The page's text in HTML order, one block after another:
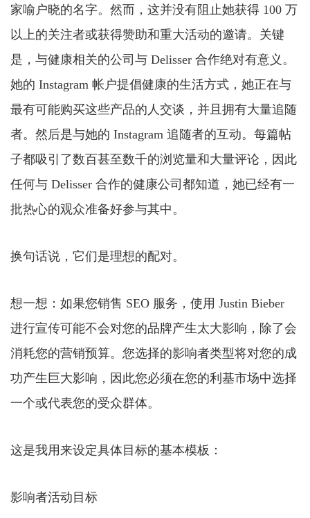
家喻户晓的名字。然而，这并没有阻止她获得 100 万
以上的关注者或获得赞助和重大活动的邀请。关键
是，与健康相关的公司与 Delisser 合作绝对有意义。
她的 Instagram 帐户提倡健康的生活方式，她正在与
最有可能购买这些产品的人交谈，并且拥有大量追随
者。然后是与她的 Instagram 追随者的互动。每篇帖
子都吸引了数百甚至数千的浏览量和大量评论，因此
任何与 Delisser 合作的健康公司都知道，她已经有一
批热心的观众准备好参与其中。
换句话说，它们是理想的配对。
想一想：如果您销售 SEO 服务，使用 Justin Bieber
进行宣传可能不会对您的品牌产生太大影响，除了会
消耗您的营销预算。您选择的影响者类型将对您的成
功产生巨大影响，因此您必须在您的利基市场中选择
一个或代表您的受众群体。
这是我用来设定具体目标的基本模板：
影响者活动目标